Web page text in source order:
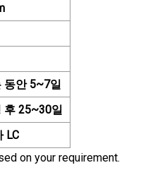
동안 5~7일
후 25~30일
LC
on your requirement.